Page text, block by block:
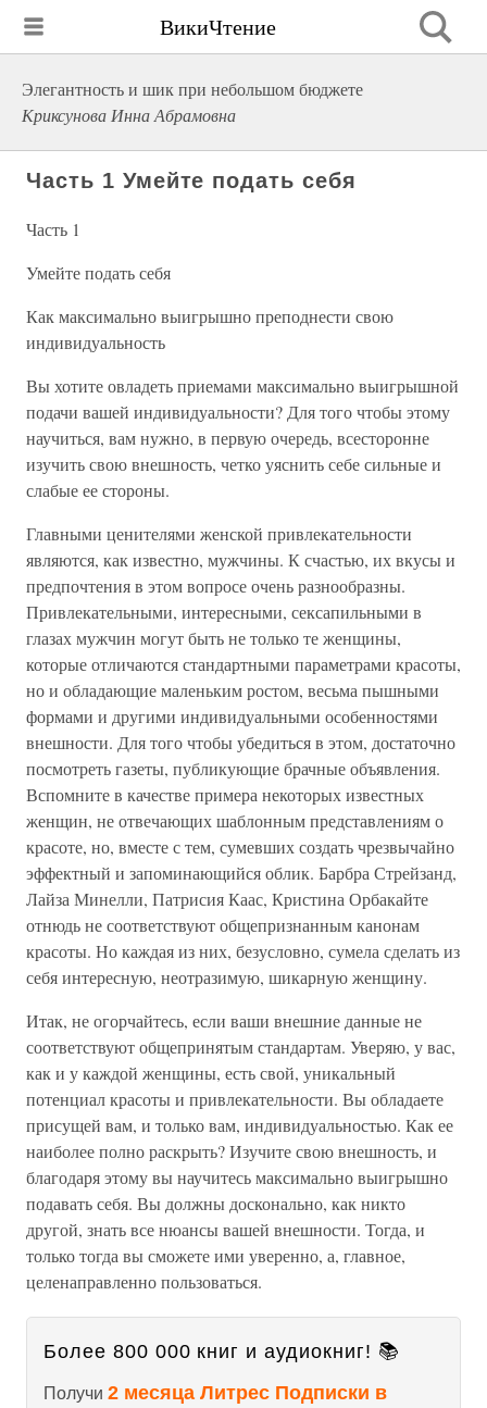
ВикиЧтение
Элегантность и шик при небольшом бюджете
Криксунова Инна Абрамовна
Часть 1 Умейте подать себя
Часть 1
Умейте подать себя
Как максимально выигрышно преподнести свою
индивидуальность
Вы хотите овладеть приемами максимально выигрышной
подачи вашей индивидуальности? Для того чтобы этому
научиться, вам нужно, в первую очередь, всесторонне
изучить свою внешность, четко уяснить себе сильные и
слабые ее стороны.
Главными ценителями женской привлекательности
являются, как известно, мужчины. К счастью, их вкусы и
предпочтения в этом вопросе очень разнообразны.
Привлекательными, интересными, сексапильными в
глазах мужчин могут быть не только те женщины,
которые отличаются стандартными параметрами красоты,
но и обладающие маленьким ростом, весьма пышными
формами и другими индивидуальными особенностями
внешности. Для того чтобы убедиться в этом, достаточно
посмотреть газеты, публикующие брачные объявления.
Вспомните в качестве примера некоторых известных
женщин, не отвечающих шаблонным представлениям о
красоте, но, вместе с тем, сумевших создать чрезвычайно
эффектный и запоминающийся облик. Барбра Стрейзанд,
Лайза Минелли, Патрисия Каас, Кристина Орбакайте
отнюдь не соответствуют общепризнанным канонам
красоты. Но каждая из них, безусловно, сумела сделать из
себя интересную, неотразимую, шикарную женщину.
Итак, не огорчайтесь, если ваши внешние данные не
соответствуют общепринятым стандартам. Уверяю, у вас,
как и у каждой женщины, есть свой, уникальный
потенциал красоты и привлекательности. Вы обладаете
присущей вам, и только вам, индивидуальностью. Как ее
наиболее полно раскрыть? Изучите свою внешность, и
благодаря этому вы научитесь максимально выигрышно
подавать себя. Вы должны досконально, как никто
другой, знать все нюансы вашей внешности. Тогда, и
только тогда вы сможете ими уверенно, а, главное,
целенаправленно пользоваться.
Более 800 000 книг и аудиокниг! 📚
Получи 2 месяца Литрес Подписки в